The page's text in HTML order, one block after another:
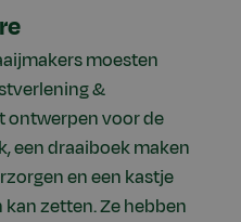
moesten
&
ontwerpen voor de
een draaiboek maken
en een kastje
zetten. Ze hebben